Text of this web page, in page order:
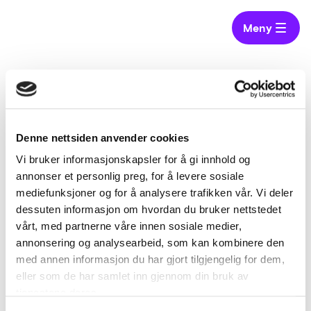
Denne nettsiden anvender cookies
Vi bruker informasjonskapsler for å gi innhold og
annonser et personlig preg, for å levere sosiale
mediefunksjoner og for å analysere trafikken vår. Vi deler
dessuten informasjon om hvordan du bruker nettstedet
vårt, med partnerne våre innen sosiale medier,
annonsering og analysearbeid, som kan kombinere den
med annen informasjon du har gjort tilgjengelig for dem,
eller som de har samlet inn gjennom din bruk av
Meny
Hjem
Midsund er en øykommune i Romsdal i Møre og
Romsdal. Kommunesenteret er 6475 Midsund,
beliggende på Otrøy.